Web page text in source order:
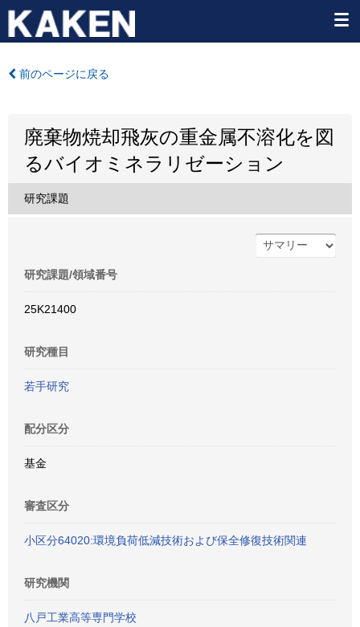
前のページに戻る
廃棄物焼却飛灰の重金属不溶化を図
るバイオミネラリゼーション
研究課題
研究課題/領域番号
25K21400
研究種目
若手研究
配分区分
基金
審査区分
小区分64020:環境負荷低減技術および保全修復技術関連
研究機関
八戸工業高等専門学校